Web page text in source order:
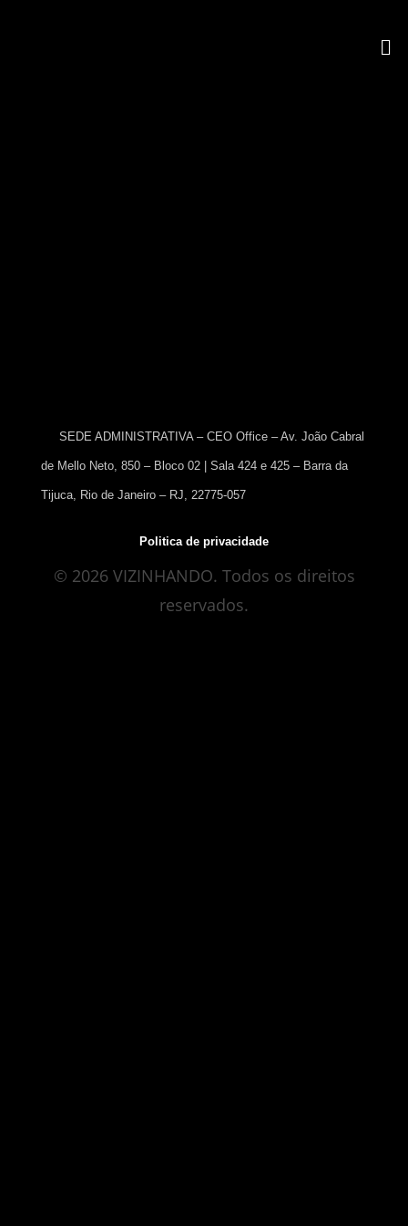
SEDE ADMINISTRATIVA – CEO Office – Av. João Cabral
de Mello Neto, 850 – Bloco 02 | Sala 424 e 425 – Barra da
Tijuca, Rio de Janeiro – RJ, 22775-057
Politica de privacidade
© 2026VIZINHANDO. Todos os direitos
reservados.